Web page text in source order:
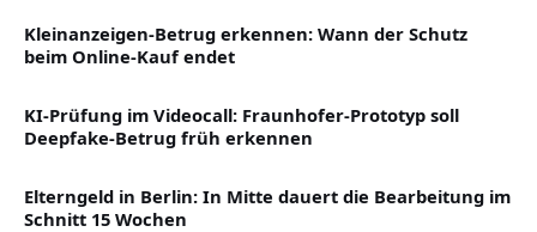
Kleinanzeigen-Betrug erkennen: Wann der Schutz
beim Online-Kauf endet
KI-Prüfung im Videocall: Fraunhofer-Prototyp soll
Deepfake-Betrug früh erkennen
Elterngeld in Berlin: In Mitte dauert die Bearbeitung im
Schnitt 15 Wochen